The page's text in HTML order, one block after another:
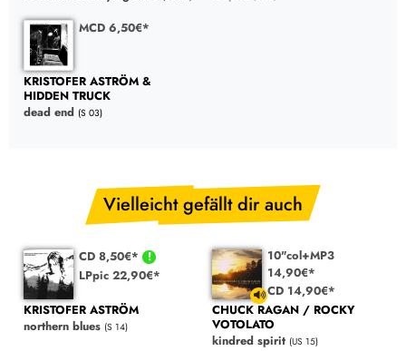
MCD 6,50€*
KRISTOFER ASTRÖM &
HIDDEN TRUCK
dead end (S 03)
Vielleicht gefällt dir auch
CD 8,50€*
LPpic 22,90€*
KRISTOFER ASTRÖM
northern blues (S 14)
10"col+MP3
14,90€*
CD 14,90€*
CHUCK RAGAN / ROCKY
VOTOLATO
kindred spirit (US 15)